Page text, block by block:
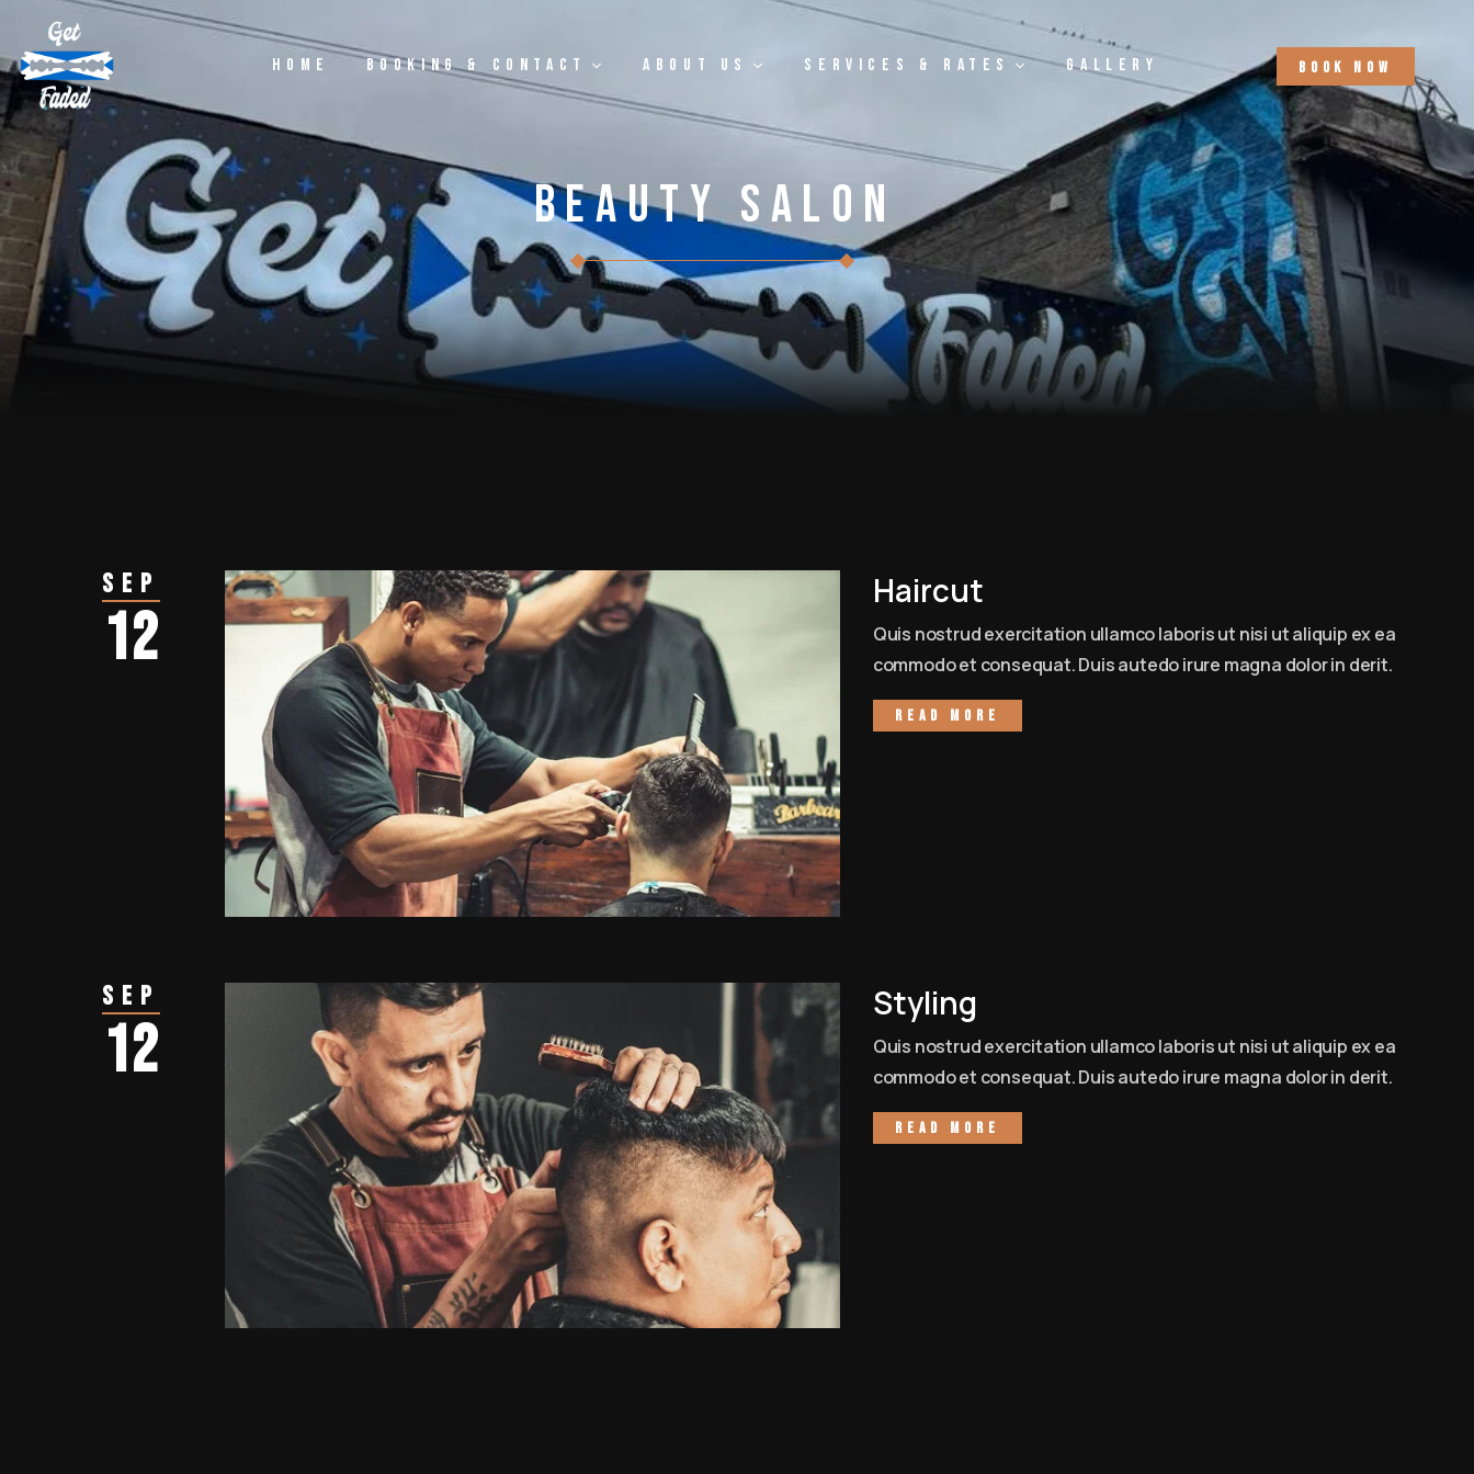
Home Booking & Contact About Us Services & Rates Gallery b o o k n ow
Beauty Salon
Sep
12
Haircut
Quis nostrud exercitation ullamco laboris ut nisi ut aliquip ex ea
commodo et consequat. Duis autedo irure magna dolor in derit.
Read more
Sep
12
Styling
Quis nostrud exercitation ullamco laboris ut nisi ut aliquip ex ea
commodo et consequat. Duis autedo irure magna dolor in derit.
Read more